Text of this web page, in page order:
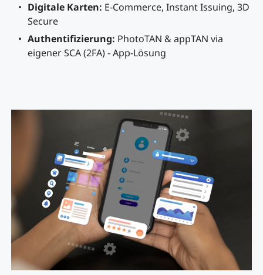
Digitale Karten: E-Commerce, Instant Issuing, 3D
Secure
Authentifizierung: PhotoTAN & appTAN via
eigener SCA (2FA) - App-Lösung